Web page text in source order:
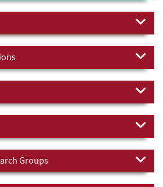
Groups